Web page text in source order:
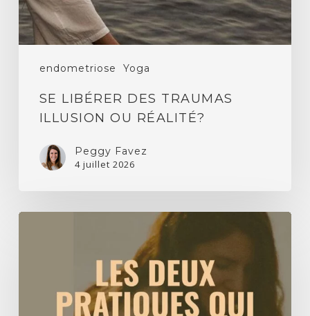
endometriose Yoga
SE LIBÉRER DES TRAUMAS
ILLUSION OU RÉALITÉ?
Peggy Favez
4 juillet 2026
cercles